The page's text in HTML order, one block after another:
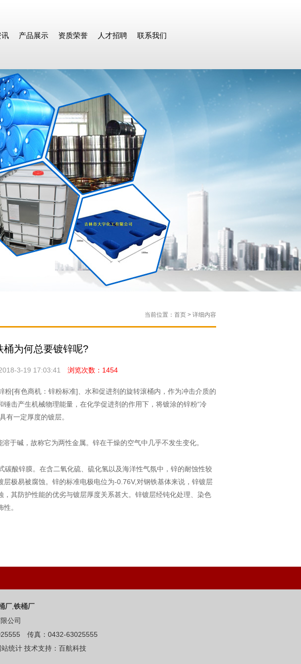
讯 产品展示 资质荣誉 人才招聘 联系我们
当前位置：首页 > 详细内容
桶为何总要镀锌呢?
3-19 17:03:41 浏览次数：1454
[有色商机：锌粉标准]、水和促进剂的旋转滚桶内，作为冲击介质的
击产生机械物理能量，在化学促进剂的作用下，将镀涂的锌粉“冷
有一定厚度的镀层。
于碱，故称它为两性金属。锌在干燥的空气中几乎不发生变化。
酸锌膜。在含二氧化硫、硫化氢以及海洋性气氛中，锌的耐蚀性较
极易被腐蚀。锌的标准电极电位为-0.76V,对钢铁基体来说，锌镀层
，其防护性能的优劣与镀层厚度关系甚大。锌镀层经钝化处理、染色
。
厂 铁桶厂
限公司
传真：0432-63025555
站统计 技术支持：百航科技